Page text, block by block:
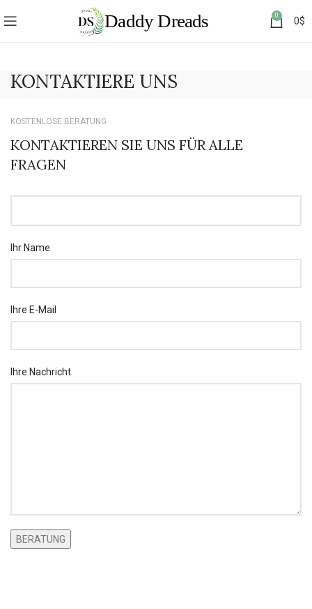
0 0$
KONTAKTIERE UNS
KOSTENLOSE BERATUNG
KONTAKTIEREN SIE UNS FÜR ALLE
FRAGEN
Ihr Name
Ihre E-Mail
Ihre Nachricht